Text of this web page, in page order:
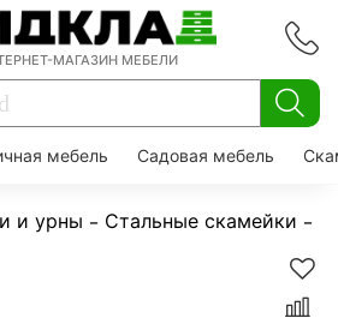
МАГАЗИН МЕБЕЛИ
мебель Садовая мебель
и урны Стальные скамейки